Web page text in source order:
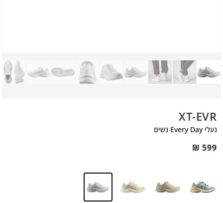
XT-EVR
נעלי Every Day נשים
₪ 599